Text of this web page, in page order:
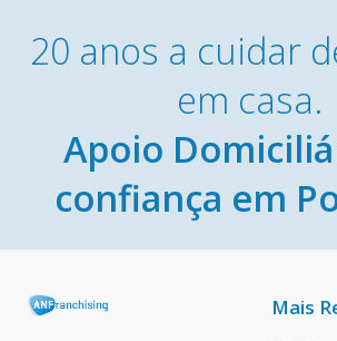
20 anos a cuidar
em casa.
Apoio
confiança em
Mais